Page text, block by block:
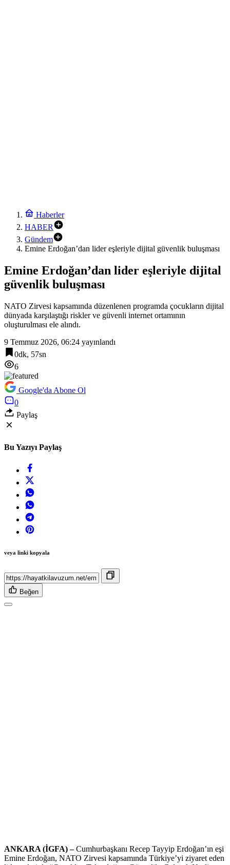
Haberler
HABER
Gündem
Emine Erdoğan’dan lider eşleriyle dijital güvenlik buluşması
Emine Erdoğan’dan lider eşleriyle dijital
güvenlik buluşması
NATO Zirvesi kapsamında düzenlenen programda çocukların dijital
dünyada karşılaştığı riskler ve güvenli internet ortamının
oluşturulması ele alındı.
9 Temmuz 2026, 06:24 yayınlandı
0dk, 57sn
6
Google'da Abone Ol
0
Paylaş
Bu Yazıyı Paylaş
veya linki kopyala
Beğen
ANKARA (İGFA) –Cumhurbaşkanı Recep Tayyip Erdoğan’ın eşi
Emine Erdoğan, NATO Zirvesi kapsamında Türkiye’yi ziyaret eden